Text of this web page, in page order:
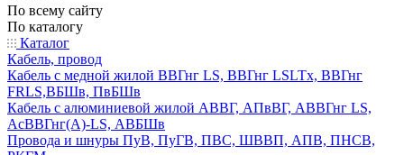
По всему сайту
По каталогу
Каталог
Кабель, провод
Кабель с медной жилой ВВГнг LS, ВВГнг LSLTx, ВВГнг
FRLS,ВБШв, ПвБШв
Кабель с алюминиевой жилой АВВГ, АПвВГ, АВВГнг LS,
АсВВГнг(А)-LS, АВБШв
Провода и шнуры ПуВ, ПуГВ, ПВС, ШВВП, АПВ, ПНСВ,